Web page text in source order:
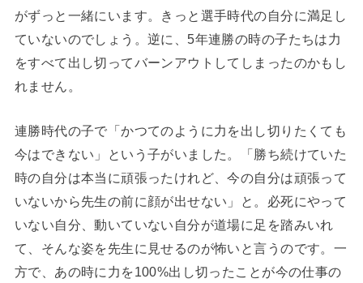
がずっと一緒にいます。きっと選手時代の自分に満足し
ていないのでしょう。逆に、5年連勝の時の子たちは力
をすべて出し切ってバーンアウトしてしまったのかもし
れません。
連勝時代の子で「かつてのように力を出し切りたくても
今はできない」という子がいました。「勝ち続けていた
時の自分は本当に頑張ったけれど、今の自分は頑張って
いないから先生の前に顔が出せない」と。必死にやって
いない自分、動いていない自分が道場に足を踏みいれ
て、そんな姿を先生に見せるのが怖いと言うのです。一
方で、あの時に力を100%出し切ったことが今の仕事の